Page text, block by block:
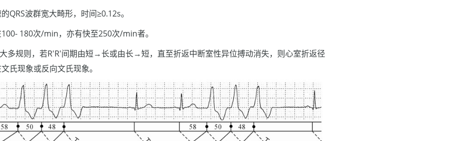
QRS波群宽大畸形，时间≥0.12s。
180次/min，亦有快至250次/min者。
多规则，若R'R'间期由短→长或由长→短，直至折返中断室性异位搏动消失，则心室折返径
氏现象或反向文氏现象。